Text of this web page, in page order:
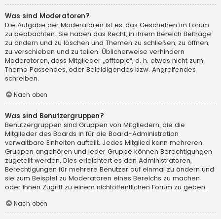
Was sind Moderatoren?
Die Aufgabe der Moderatoren ist es, das Geschehen im Forum
zu beobachten. Sie haben das Recht, in ihrem Bereich Beiträge
zu ändern und zu löschen und Themen zu schließen, zu öffnen,
zu verschieben und zu teilen. Üblicherweise verhindern
Moderatoren, dass Mitglieder „offtopic“, d. h. etwas nicht zum
Thema Passendes, oder Beleidigendes bzw. Angreifendes
schreiben.
Nach oben
Was sind Benutzergruppen?
Benutzergruppen sind Gruppen von Mitgliedern, die die
Mitglieder des Boards in für die Board-Administration
verwaltbare Einheiten aufteilt. Jedes Mitglied kann mehreren
Gruppen angehören und jeder Gruppe können Berechtigungen
zugeteilt werden. Dies erleichtert es den Administratoren,
Berechtigungen für mehrere Benutzer auf einmal zu ändern und
sie zum Beispiel zu Moderatoren eines Bereichs zu machen
oder ihnen Zugriff zu einem nichtöffentlichen Forum zu geben.
Nach oben